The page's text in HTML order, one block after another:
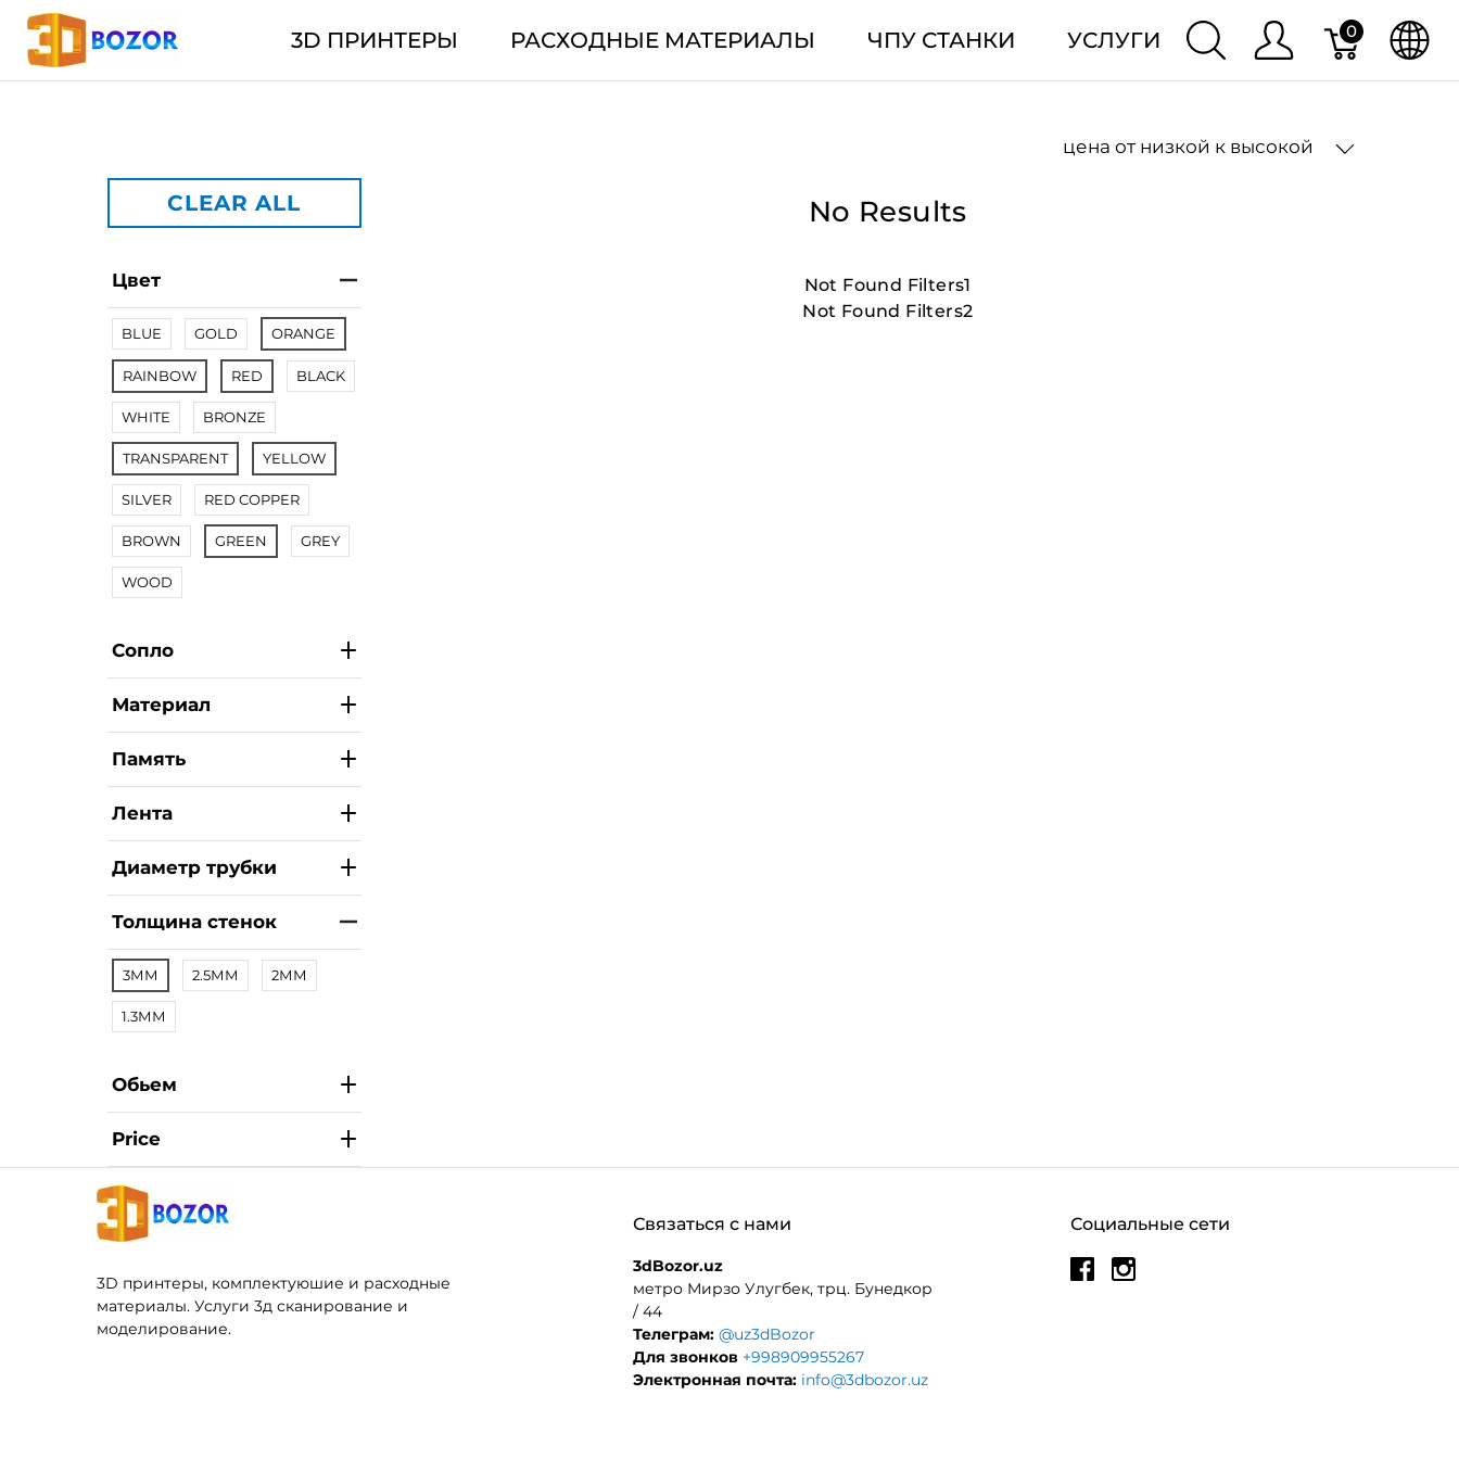
3D ПРИНТЕРЫ РАСХОДНЫЕ МАТЕРИАЛЫ ЧПУ СТАНКИ УСЛУГИ 0
цена от низкой к высокой
CLEAR ALL
Цвет
BLUE GOLD ORANGE
RAINBOW RED BLACK
WHITE BRONZE
TRANSPARENT YELLOW
SILVER RED COPPER
BROWN GREEN GREY
WOOD
Сопло
Материал
Память
Лента
Диаметр трубки
Толщина стенок
3ММ 2.5ММ 2ММ
1.3ММ
Обьем
Price
No Results
Not Found Filters1
Not Found Filters2
3D принтеры, комплектуюшие и расходные
материалы. Услуги 3д сканирование и
моделирование.
Социальные сети
Связаться с нами
3dBozor.uz
метро Мирзо Улугбек, трц. Бунедкор
/ 44
Телеграм: @uz3dBozor
Для звонков +998909955267
Электронная почта: info@3dbozor.uz